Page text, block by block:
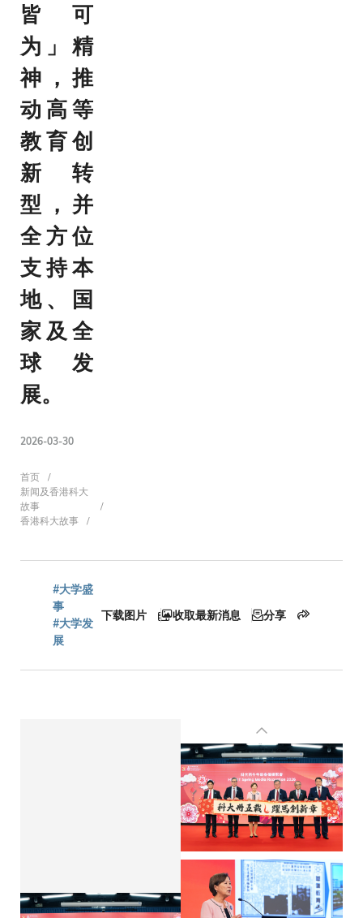
皆可
为」精
神，推
动高等
教育创
新转
型，并
全方位
支持本
地、国
家及全
球发
展。
2026-03-30
面
包
屑
首页
新闻及香港科大
故事
香港科大故事
#大学盛
事
#大学发
展
下载图片 收取最新消息 分享